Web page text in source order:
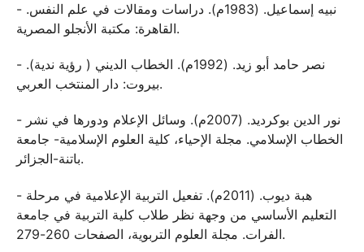
- نبيه إسماعيل. (1983م). دراسات ومقالات في علم النفس.
القاهرة: مكتبة الأنجلو المصرية.
- نصر حامد أبو زيد. (1992م). الخطاب الديني ( رؤية ندية).
بيروت: دار المنتخب العربي.
- نور الدين بوكرديد. (2007م). وسائل الإعلام ودورها في نشر
الخطاب الإسلامي. مجلة الإحياء، كلية العلوم الإسلامية- جامعة
باتنة-الجزائر.
- هبة ديوب. (2011م). تفعيل التربية الإعلامية في مرحلة
التعليم الأساسي من وجهة نظر طلاب كلية التربية في جامعة
الفرات. مجلة العلوم التربوية، الصفحات 260-279.